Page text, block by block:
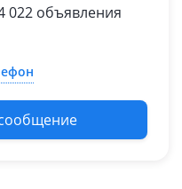
022 объявления